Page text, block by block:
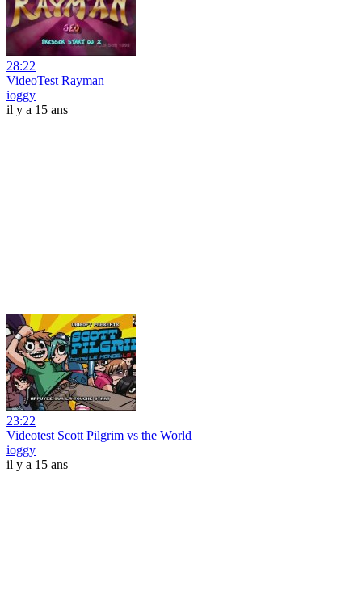
28:22
VideoTest Rayman
ioggy
il y a 15 ans
23:22
Videotest Scott Pilgrim vs the World
ioggy
il y a 15 ans